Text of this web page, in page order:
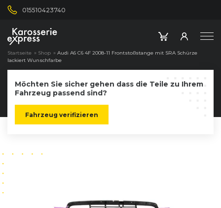
015510423740
Startseite » Shop » Audi A6 C6 4F 2008-11 Frontstoßstange mit SRA Schürze
lackiert Wunschfarbe
Möchten Sie sicher gehen dass die Teile zu Ihrem
Fahrzeug passend sind?
Fahrzeug verifizieren